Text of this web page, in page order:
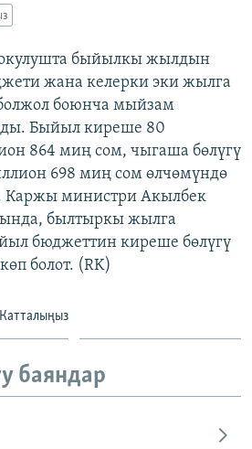
быйылкы жылдын
жана келерки эки жылга
боюнча мыйзам
Быйыл киреше 80
864 миң сом, чыгаша бөлүгү
698 миң сом өлчөмүндө
Каржы министри Акылбек
былтыркы жылга
бюджеттин киреше бөлүгү
болот. (RK)
Катталыңыз
баяндар